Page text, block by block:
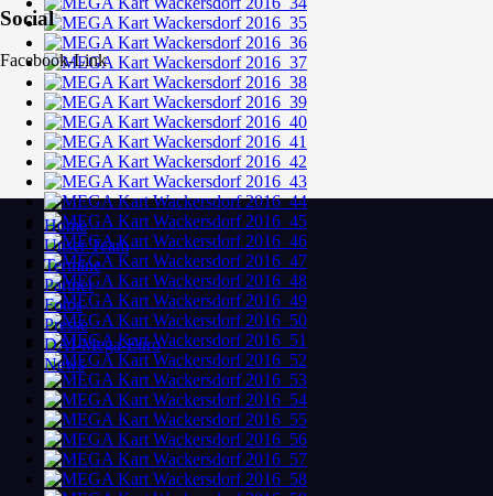
Social
Facebook-Link
Home
Unser Team
Termine
Partner
Fotos
Presse
DAI-Mega-Euro
News